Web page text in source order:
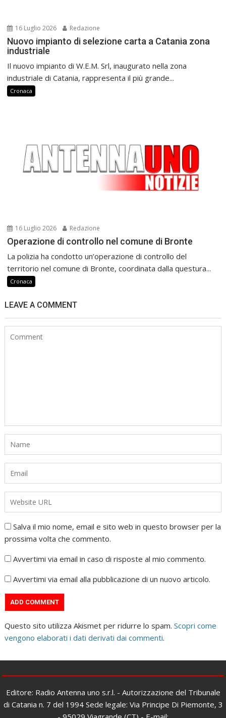
16 Luglio 2026 Redazione
Nuovo impianto di selezione carta a Catania zona
industriale
Il nuovo impianto di W.E.M. Srl, inaugurato nella zona
industriale di Catania, rappresenta il più grande...
Cronaca
16 Luglio 2026 Redazione
Operazione di controllo nel comune di Bronte
La polizia ha condotto un’operazione di controllo del
territorio nel comune di Bronte, coordinata dalla questura...
Cronaca
LEAVE A COMMENT
Salva il mio nome, email e sito web in questo browser per la
prossima volta che commento.
Avvertimi via email in caso di risposte al mio commento.
Avvertimi via email alla pubblicazione di un nuovo articolo.
Questo sito utilizza Akismet per ridurre lo spam.Scopri come
vengono elaborati i dati derivati dai commenti.
Editore: Radio Antenna uno s.r.l. - Autorizzazione del Tribunale
di Catania n. 7 del 1994 Sede legale: Via Principe Di Piemonte, 3